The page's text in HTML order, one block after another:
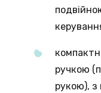
ручкою
рукою), з